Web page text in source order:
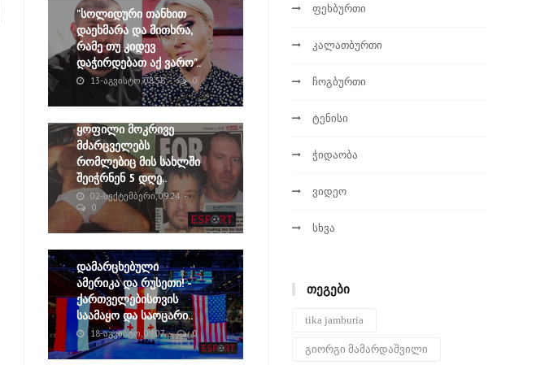
"სოლიდური თანხით
დაეხმარა და მითხრა,
რამე თუ კიდევ
დაჭირდებათ აქ ვარო"..
13-ᲐᲒᲕᲘᲡᲢᲝ, 08:58 0
ყოფილი მოკრივე
მძარცველებს
რომლებიც მის სახლში
შეიჭრნენ 5 დღე..
02-ᲡᲔᲥᲢᲔᲛᲑᲔᲠᲘ, 09:24
0
დამარცხებული
ამერიკა და რუსეთი! -
ქართველებისთვის
საამაყო და საოცარი..
18-ᲐᲒᲕᲘᲡᲢᲝ, 09:07 0
ფეხბურთი
კალათბურთი
ჩოგბურთი
ტენისი
ჭიდაობა
ვიდეო
სხვა
ᲗᲔᲒᲔᲑᲘ
tika jamburia
გიორგი მამარდაშვილი